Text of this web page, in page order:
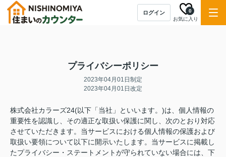
ログイン
お気に入り
0
プライバシーポリシー
2023年04月01日制定
2023年04月01日改定
株式会社カラーズ24(以下「当社」といいます。)は、個人情報の
重要性を認識し、その適正な取扱い保護に関し、次のとおり対応
させていただきます。当サービスにおける個人情報の保護および
取扱い要領について以下に開示いたします。当サービスに掲載し
たプライバシー・ステートメントが守られていない場合には、下